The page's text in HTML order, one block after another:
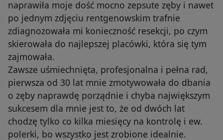
naprawiła moje dość mocno zepsute zęby i nawet
po jednym zdjęciu rentgenowskim trafnie
zdiagnozowała mi konieczność resekcji, po czym
skierowała do najlepszej placówki, która się tym
zajmowała.
Zawsze uśmiechnięta, profesjonalna i pełna rad,
pierwsza od 30 lat mnie zmotywowała do dbania
o zęby naprawdę porządnie i chyba największym
sukcesem dla mnie jest to, że od dwóch lat
chodzę tylko co kilka miesięcy na kontrolę i ew.
polerki, bo wszystko jest zrobione idealnie.